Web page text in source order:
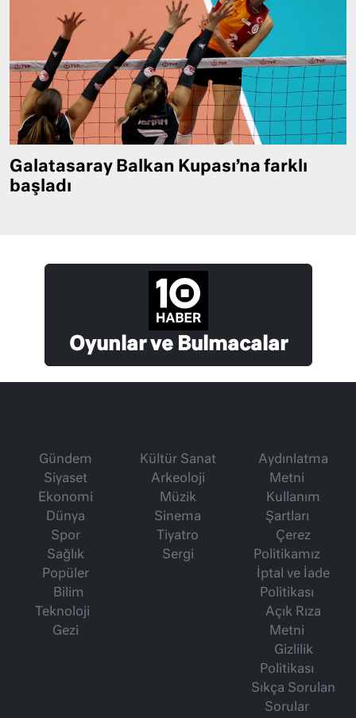
Galatasaray Balkan Kupası’na farklı
başladı
Oyunlar ve Bulmacalar
Gündem
Siyaset
Ekonomi
Dünya
Spor
Sağlık
Popüler
Bilim
Teknoloji
Gezi
Kültür Sanat
Arkeoloji
Müzik
Sinema
Tiyatro
Sergi
Aydınlatma
Metni
Kullanım
Şartları
Çerez
Politikamız
İptal ve İade
Politikası
Açık Rıza
Metni
Gizlilik
Politikası
Sıkça Sorulan
Sorular